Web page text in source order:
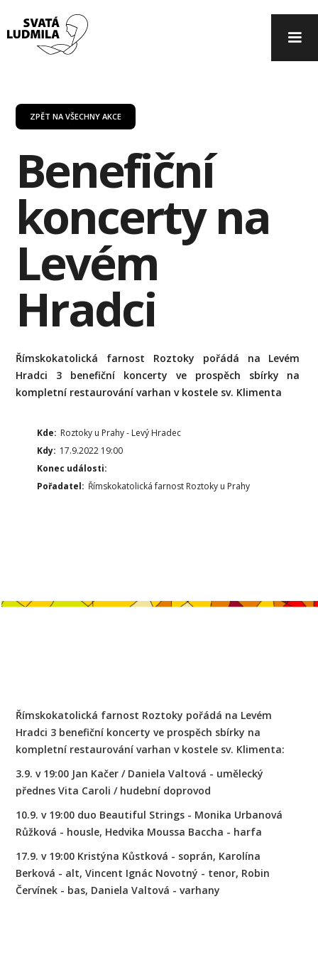
ZPĚT NA VŠECHNY AKCE
Benefiční
koncerty na
Levém
Hradci
Římskokatolická farnost Roztoky pořádá na Levém
Hradci 3 benefiční koncerty ve prospěch sbírky na
kompletní restaurování varhan v kostele sv. Klimenta
Kde: Roztoky u Prahy - Levý Hradec
Kdy: 17.9.2022 19:00
Konec události:
Pořadatel: Římskokatolická farnost Roztoky u Prahy
Římskokatolická farnost Roztoky pořádá na Levém
Hradci 3 benefiční koncerty ve prospěch sbírky na
kompletní restaurování varhan v kostele sv. Klimenta:
3.9. v 19:00 Jan Kačer / Daniela Valtová - umělecký
přednes Vita Caroli / hudební doprovod
10.9. v 19:00 duo Beautiful Strings - Monika Urbanová
Růžková - housle, Hedvika Moussa Baccha - harfa
17.9. v 19:00 Kristýna Kůstková - soprán, Karolína
Berková - alt, Vincent Ignác Novotný - tenor, Robin
Červínek - bas, Daniela Valtová - varhany